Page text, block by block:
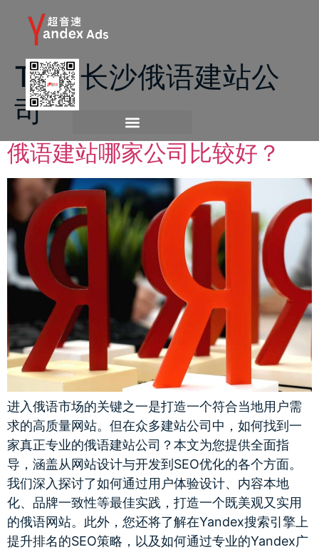
Tag:长沙俄语建站公
司
俄语建站哪家公司比较好？
进入俄语市场的关键之一是打造一个符合当地用户需
求的高质量网站。但在众多建站公司中，如何找到一
家真正专业的俄语建站公司？本文为您提供全面指
导，涵盖从网站设计与开发到SEO优化的各个方面。
我们深入探讨了如何通过用户体验设计、内容本地
化、品牌一致性等最佳实践，打造一个既美观又实用
的俄语网站。此外，您还将了解在Yandex搜索引擎上
提升排名的SEO策略，以及如何通过专业的Yandex广